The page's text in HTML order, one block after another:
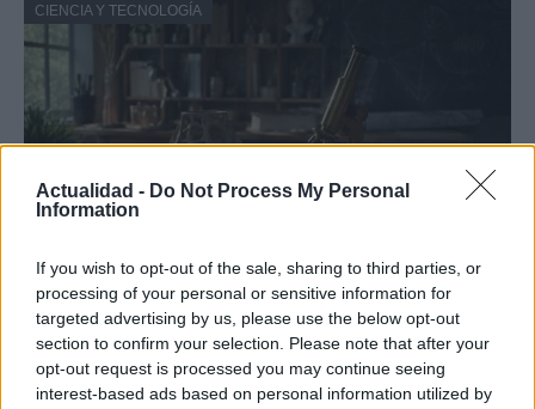
Actualidad - Do Not Process My Personal
Information
If you wish to opt-out of the sale, sharing to third parties, or
processing of your personal or sensitive information for
targeted advertising by us, please use the below opt-out
section to confirm your selection. Please note that after your
opt-out request is processed you may continue seeing
interest-based ads based on personal information utilized by
CIENCIA Y TECNOLOGÍA
Guía para definir intereses y
competencias en carreras STEAM
Identifica tus intereses y competencias en datos, IA,…